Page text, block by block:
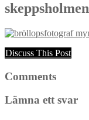
skeppsholmen
Discuss This Post
Comments
Lämna ett svar